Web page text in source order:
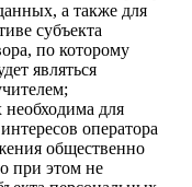
а также для
субъекта
по которому
являться
для
оператора
общественно
при этом не